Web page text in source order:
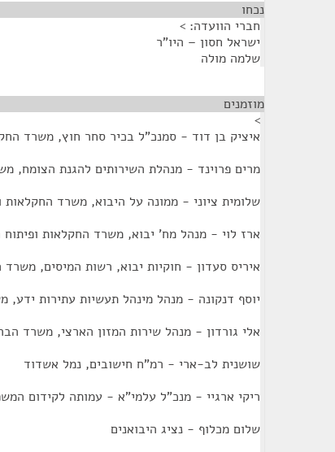
נכחו
חברי הוועדה: >
ישראל חסון – היו"ר
שלמה מולה
מוזמנים
>
איציק בן דוד - סמנכ"ל בכיר סחר חוץ, משרד
מרים פרוינד - מנהלת השירותים להגנת הצומח,
שלומית ציוני - ממונה על היבוא, משרד החקלאות
ארז לוי - מנהל מח' יבוא, משרד החקלאות ופיתוח
איריס סעדון - חוקיות יבוא, רשות המיסים, משרד
יוסף דנקונה - מנהל מינהל תעשיות עתירות
אלי גורדון - מנהל שירות המזון הארצי, משרד
שושנית לב-ארי - רמ"ח חישובים, נמל אשדוד
ריקי ארגיי - מנכ"ל עלמי"א - עמותה לקידום
שלום מכלוף - נציג היבואנים